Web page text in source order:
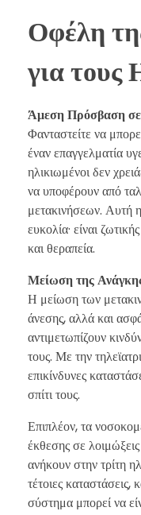
Οφέλη
για τους
Άμεση Πρόσβαση σε
Φανταστείτε να
έναν επαγγελματία
ηλικιωμένοι δεν
να υποφέρουν από
μετακινήσεων. Αυτή
ευκολία· είναι
και θεραπεία.
Μείωση της
Η μείωση των
άνεσης, αλλά και
αντιμετωπίζουν
τους. Με την
επικίνδυνες
σπίτι τους.
Επιπλέον, τα
έκθεσης σε
ανήκουν στην τρίτη
τέτοιες
σύστημα μπορεί να